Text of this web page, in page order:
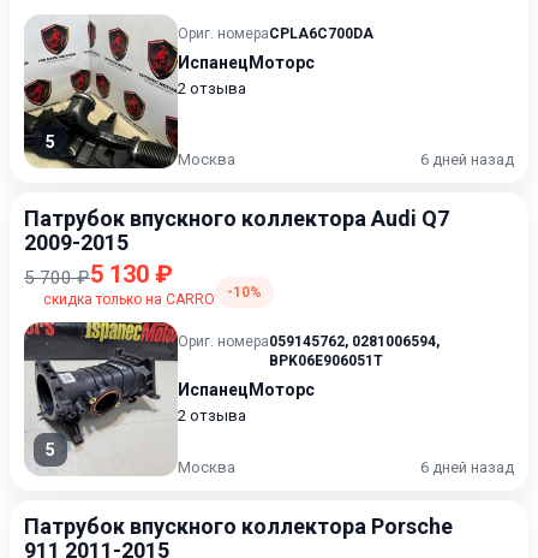
5
Ориг. номераCPLA6C700DA
ИспанецМоторс
2 отзыва
Москва 6 дней назад
Патрубок впускного коллектора Audi Q7
2009-2015
5 700 ₽5 130 ₽
скидка только на CARRO -10%
5
Ориг. номера059145762, 0281006594,
BPK06E906051T
ИспанецМоторс
2 отзыва
Москва 6 дней назад
Патрубок впускного коллектора Porsche
911 2011-2015